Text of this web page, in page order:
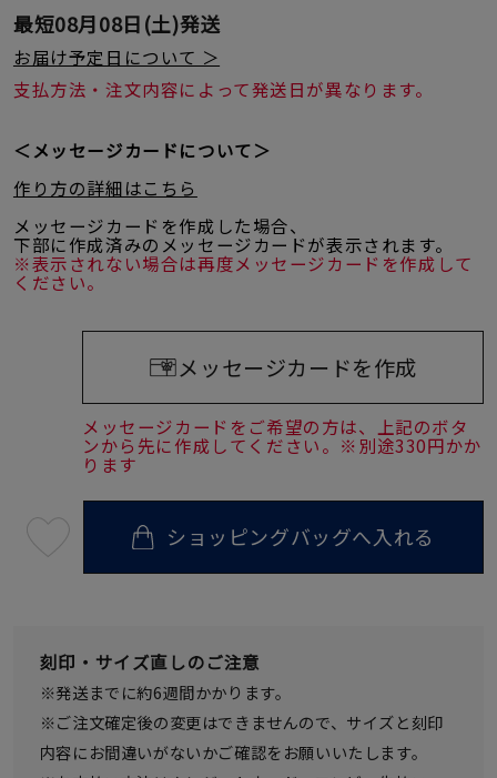
最短08月08日(土)発送
お届け予定日について ＞
支払方法・注文内容によって発送日が異なります。
＜メッセージカードについて＞
作り方の詳細はこちら
メッセージカードを作成した場合、
下部に作成済みのメッセージカードが表示されます。
※表示されない場合は再度メッセージカードを作成して
ください。
メッセージカードを作成
メッセージカードをご希望の方は、上記のボタ
ンから先に作成してください。※別途330円かか
ります
08
送
¥286,000 (tax
in)
ショッピングバッグへ入れる
刻印・サイズ直しのご注意
※発送までに約6週間かかります。
※ご注文確定後の変更はできませんので、サイズと刻印
内容にお間違いがないかご確認をお願いいたします。